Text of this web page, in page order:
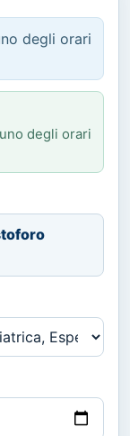
degli orari
degli orari